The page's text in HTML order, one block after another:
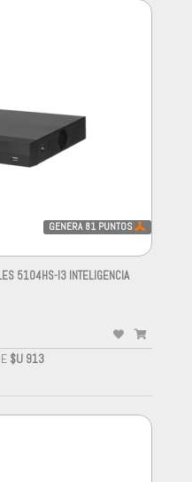
GENERA 81 PUNTOS
5104HS-I3 INTELIGENCIA
$U 913